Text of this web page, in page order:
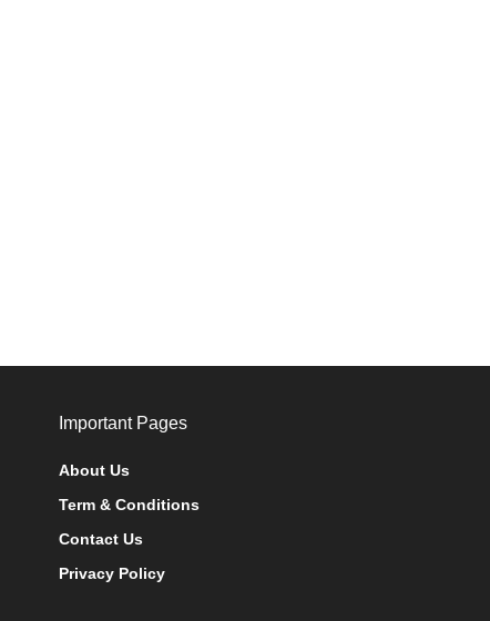
Important Pages
About Us
Term & Conditions
Contact Us
Privacy Policy